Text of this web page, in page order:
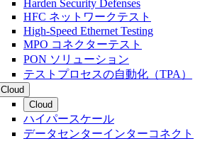
Harden Security Defenses
HFC ネットワークテスト
High-Speed Ethernet Testing
MPO コネクターテスト
PON ソリューション
テストプロセスの自動化（TPA）
Cloud
Cloud
ハイパースケール
データセンターインターコネクト